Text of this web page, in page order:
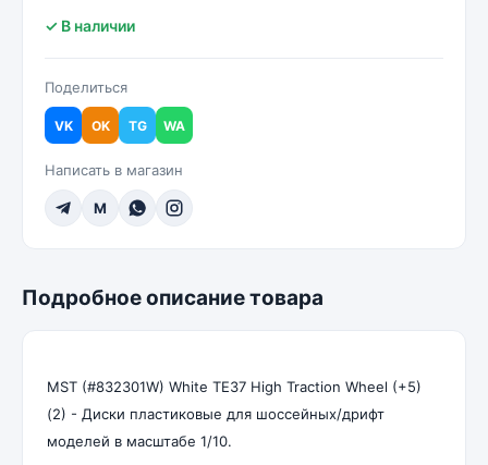
✓ В наличии
Поделиться
VK OK TG WA
Написать в магазин
M
Подробное описание товара
MST (#832301W) White TE37 High Traction Wheel (+5)
(2) - Диски пластиковые для шоссейных/дрифт
моделей в масштабе 1/10.